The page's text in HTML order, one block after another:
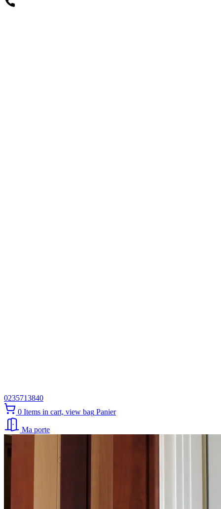
0235713840
0 Items in cart, view bag Panier
Ma porte